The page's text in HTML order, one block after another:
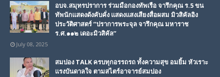
อบจ.สมุทรปราการ ร่วมมือกองทัพเรือ จารึกคุณ ร.5 ขน
ทัพนักแสดงดังคับคั่ง แสดงแสงเสียงสื่อผสม มิวสิคัลอิง
ประวัติศาสตร์ “ปราการพระจุล จารึกคุณ มหาราช
ร.ศ.๑๑๒ เดอะมิวสิคัล”
July 08, 2025
สมปอง TALK ครบทุกอรรถรถ ทั้งความสุข อมยิ้ม หัวเราะ
แรงบันดาลใจ ตามสไตร์อาจารย์สมปอง